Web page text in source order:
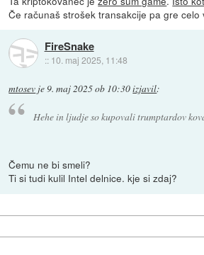
Če računaš strošek transakcije pa gre celo
FireSnake
:: 10. maj 2025, 11:48
mtosev je9. maj 2025 ob 10:30izjavil:
Hehe in ljudje so kupovali trumptardov
Čemu ne bi smeli?
Ti si tudi kulil Intel delnice. kje si zdaj?